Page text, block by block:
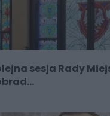
sesja Rady